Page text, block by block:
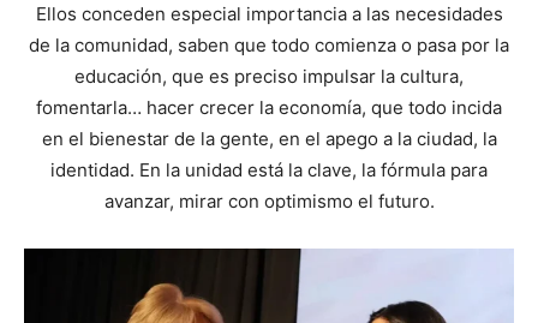
Ellos conceden especial importancia a las necesidades
de la comunidad, saben que todo comienza o pasa por la
educación, que es preciso impulsar la cultura,
fomentarla… hacer crecer la economía, que todo incida
en el bienestar de la gente, en el apego a la ciudad, la
identidad. En la unidad está la clave, la fórmula para
avanzar, mirar con optimismo el futuro.